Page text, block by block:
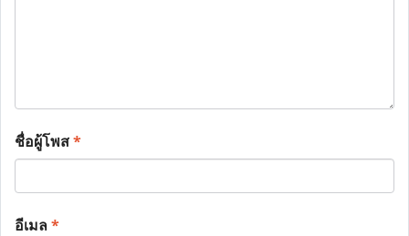
ชื่อผู้โพส*
อีเมล*